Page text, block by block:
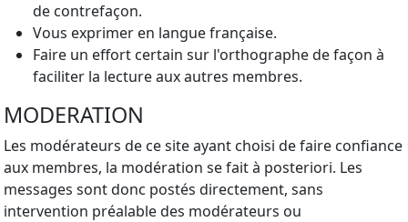
de contrefaçon.
Vous exprimer en langue française.
Faire un effort certain sur l'orthographe de façon à
faciliter la lecture aux autres membres.
MODERATION
Les modérateurs de ce site ayant choisi de faire confiance
aux membres, la modération se fait à posteriori. Les
messages sont donc postés directement, sans
intervention préalable des modérateurs ou